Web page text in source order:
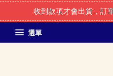
收到款項才會出貨，訂
選單